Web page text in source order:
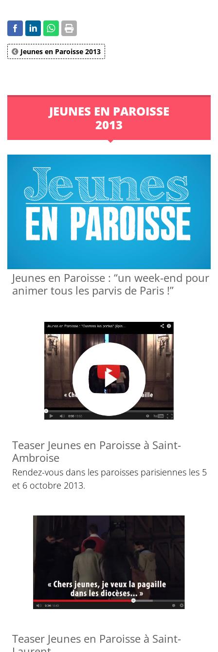
Jeunes en Paroisse 2013
JEUNES EN PAROISSE
2013
Jeunes en Paroisse : “un week-end pour
animer tous les parvis de Paris !”
Teaser Jeunes en Paroisse à Saint-
Ambroise
Rendez-vous dans les paroisses parisiennes les 5
et 6 octobre 2013.
Teaser Jeunes en Paroisse à Saint-